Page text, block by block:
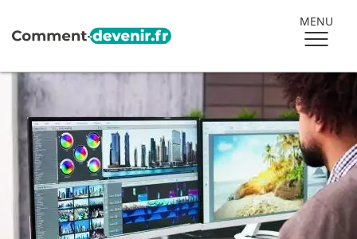
MENU